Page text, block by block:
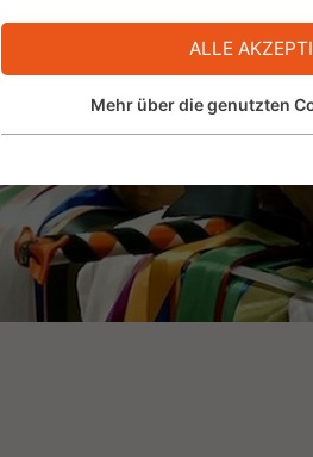
ALLE
Mehr über die genutzten